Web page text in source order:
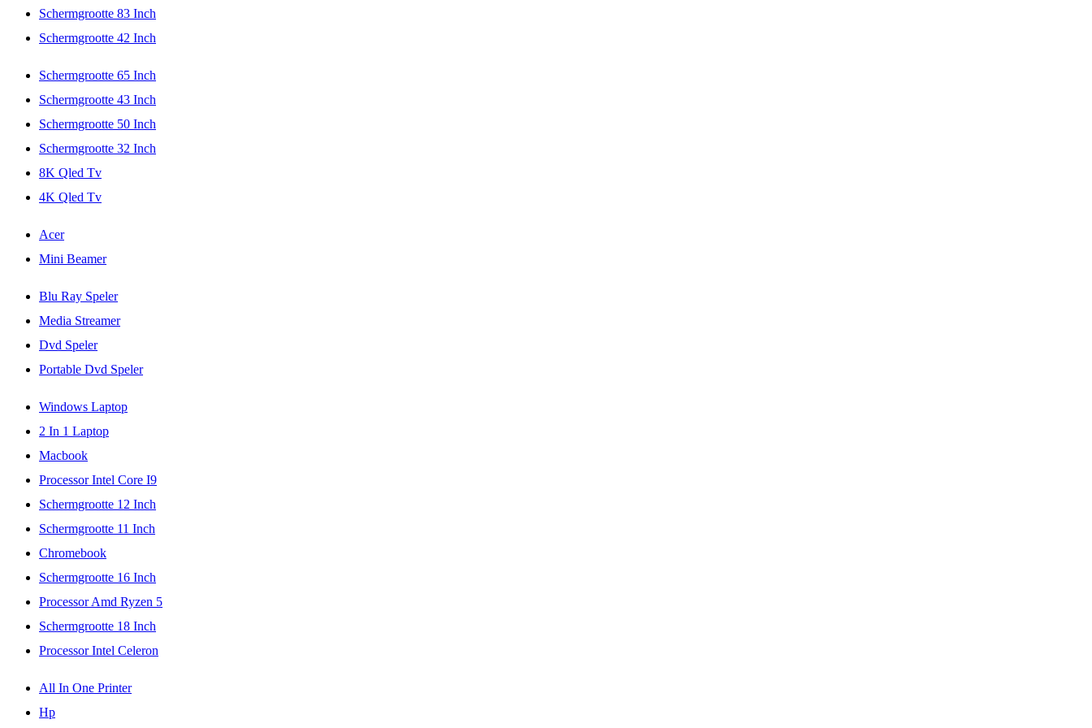
Schermgrootte 83 Inch
Schermgrootte 42 Inch
Schermgrootte 65 Inch
Schermgrootte 43 Inch
Schermgrootte 50 Inch
Schermgrootte 32 Inch
8K Qled Tv
4K Qled Tv
Acer
Mini Beamer
Blu Ray Speler
Media Streamer
Dvd Speler
Portable Dvd Speler
Windows Laptop
2 In 1 Laptop
Macbook
Processor Intel Core I9
Schermgrootte 12 Inch
Schermgrootte 11 Inch
Chromebook
Schermgrootte 16 Inch
Processor Amd Ryzen 5
Schermgrootte 18 Inch
Processor Intel Celeron
All In One Printer
Hp